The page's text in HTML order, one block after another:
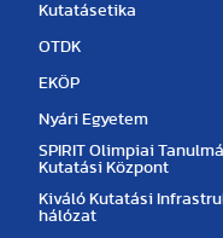
Kutatásetika
OTDK
EKÖP
Nyári Egyetem
SPIRIT Olimpiai
Kutatási Központ
Kiváló Kutatási
hálózat